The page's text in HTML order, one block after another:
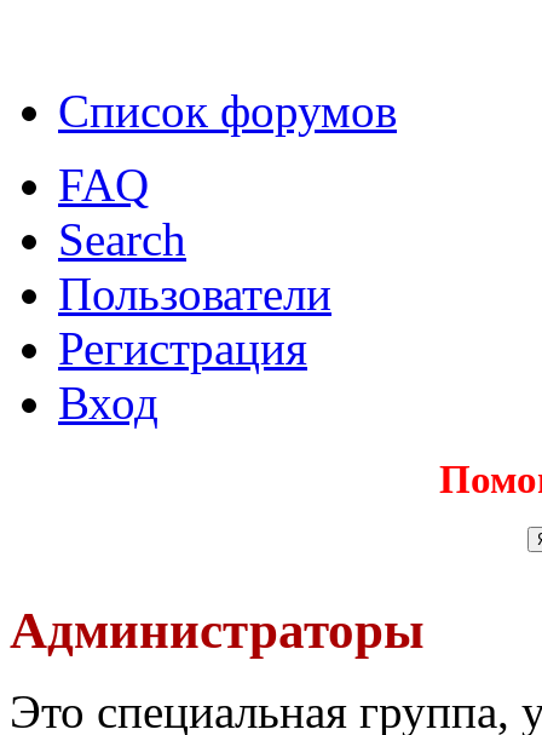
Список форумов
FAQ
Search
Пользователи
Регистрация
Вход
Администраторы
Это специальная группа,